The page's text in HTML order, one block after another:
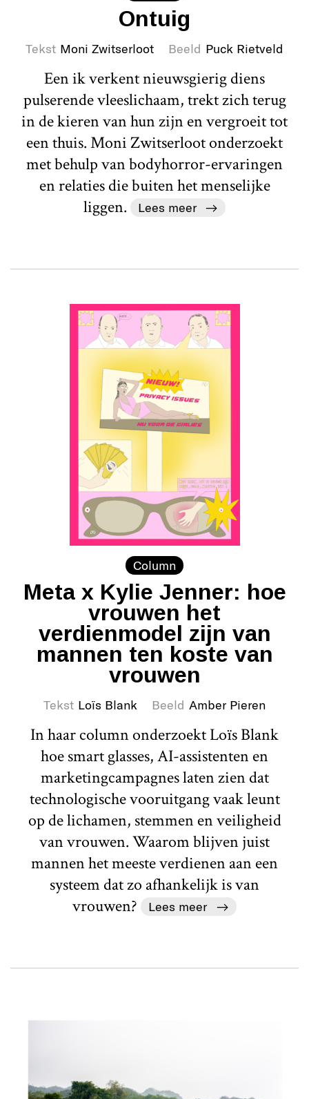
Ontuig
Tekst Moni Zwitserloot Beeld Puck Rietveld
Een ik verkent nieuwsgierig diens
pulserende vleeslichaam, trekt zich terug
in de kieren van hun zijn en vergroeit tot
een thuis. Moni Zwitserloot onderzoekt
met behulp van bodyhorror-ervaringen
en relaties die buiten het menselijke
liggen.
Lees meer
Column
Meta x Kylie Jenner: hoe
vrouwen het
verdienmodel zijn van
mannen ten koste van
vrouwen
Tekst Loïs Blank Beeld Amber Pieren
In haar column onderzoekt Loïs Blank
hoe smart glasses, AI-assistenten en
marketingcampagnes laten zien dat
technologische vooruitgang vaak leunt
op de lichamen, stemmen en veiligheid
van vrouwen. Waarom blijven juist
mannen het meeste verdienen aan een
systeem dat zo afhankelijk is van
vrouwen?
Lees meer